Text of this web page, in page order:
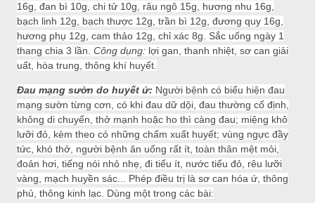
16g, đan bì 10g, chi tử 10g, râu ngô 15g, hương nhu 16g,
bạch linh 12g, bạch thược 12g, trần bì 12g, đương quy 16g,
hương phụ 12g, cam thảo 12g, chỉ xác 8g. Sắc uống ngày 1
thang chia 3 lần. Công dụng: lợi gan, thanh nhiệt, sơ can giải
uất, hòa trung, thông khí huyết.
Đau mạng sườn do huyết ứ: Người bệnh có biểu hiện đau
mạng sườn từng cơn, có khi đau dữ dội, đau thường cố định,
không di chuyển, thở mạnh hoặc ho thì càng đau; miệng khô
lưỡi đỏ, kèm theo có những chấm xuất huyết; vùng ngực đầy
tức, khó thở, người bệnh ăn uống rất ít, toàn thân mệt mỏi,
đoản hơi, tiếng nói nhỏ nhẹ, đi tiểu ít, nước tiểu đỏ, rêu lưỡi
vàng, mạch huyền sác... Phép điều trị là sơ can hóa ứ, thông
phủ, thông kinh lạc. Dùng một trong các bài: